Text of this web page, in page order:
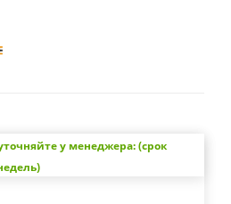
у менеджера: (срок